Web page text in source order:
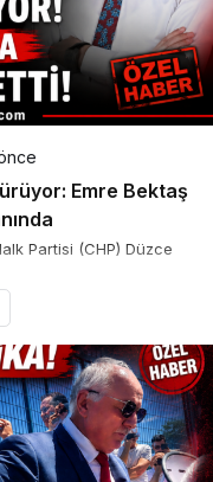
Emre Bektaş
Partisi (CHP) Düzce